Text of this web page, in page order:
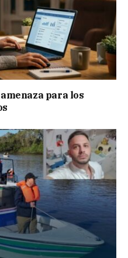
para los